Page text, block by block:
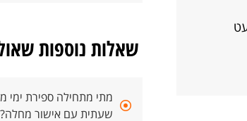
שאלות נוספות
מתי מתחילה ספירת ימי
שעתית עם אישור מחלה?